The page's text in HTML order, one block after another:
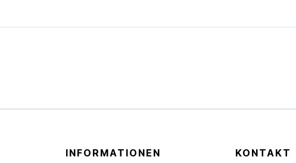
INFORMATIONEN KONTAKT